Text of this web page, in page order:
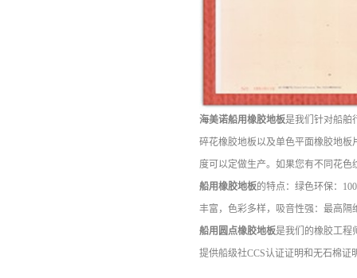
海美诺船用橡胶地板是我们针对船舶
碎花橡胶地板以及单色平面橡胶地板
度可以定做生产。如果您有不同花
船用橡胶地板的特点：绿色环保：
丰富，色彩多样，吸音性强：最高隔
船用圆点橡胶地板是我们的橡胶工程
提供船级社CCS认证证明和无石棉